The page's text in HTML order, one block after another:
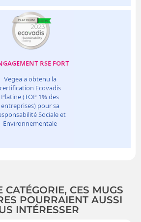
CATÉGORIE, CES MUGS
POURRAIENT AUSSI
INTÉRESSER